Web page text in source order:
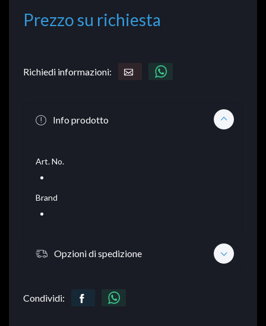
Prezzo su richiesta
Richiedi informazioni:
Info prodotto
Art. No.
Brand
Opzioni di spedizione
Condividi: